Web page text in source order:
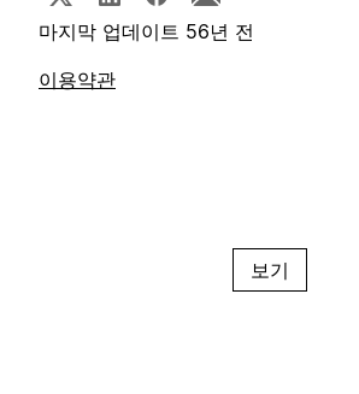
마지막 업데이트 56년 전
이용약관
보기